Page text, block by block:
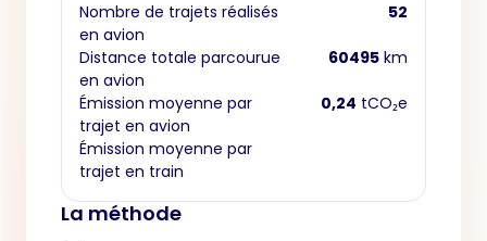
Nombre de trajets réalisés
en avion
52
Distance totale parcourue
en avion
60495 km
Émission moyenne par
trajet en avion
0,24 tCO₂e
Émission moyenne par
trajet en train
La méthode